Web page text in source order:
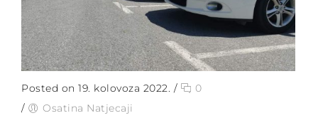
Posted on 19. kolovoza 2022. /
0
/
Osatina Natjecaji